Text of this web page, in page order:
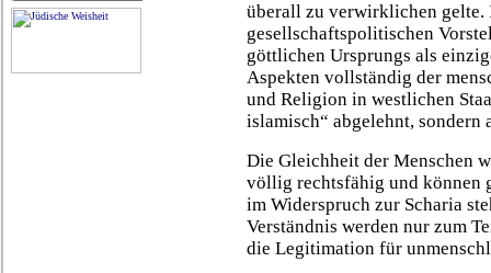
überall zu verwirklichen gelte.
gesellschaftspolitischen
göttlichen Ursprungs als
Aspekten vollständig der
und Religion in westlichen
islamisch“ abgelehnt, sondern
Die Gleichheit der Menschen
völlig rechtsfähig und können
im Widerspruch zur Scharia
Verständnis werden nur zum
die Legitimation für